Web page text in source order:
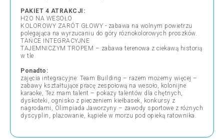
PAKIET 4 ATRAKCJI:
H2O NA WESOŁO
KOLOROWY ZARÓT GŁOWY - zabawa na wolnym powietrzu
polegająca na wyrzucaniu do góry różnokolorowych proszków.
TAŃCE INTEGRACYJNE
TAJEMNICZYM TROPEM – zabawa terenowa z ciekawą historią
w tle
Ponadto:
zajęcia integracyjne: Team Building – razem możemy więcej –
zabawy kształtujące pracę zespołową na wesoło, kolonijne
karaoke, Też mam talent – pokazy talentów dla chętnych,
dyskoteki, ognisko z pieczeniem kiełbasek, konkursy z
nagrodami, Olimpiada Jaworzyny – zawody sportowe z różnych
dyscyplin, plażowanie, kąpiele w morzu pod opieką ratownika.